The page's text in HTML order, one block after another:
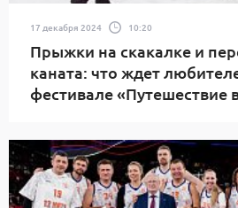
17 декабря 2024 10:20
Прыжки на скакалке и
каната: что ждет
фестивале «Путешествие